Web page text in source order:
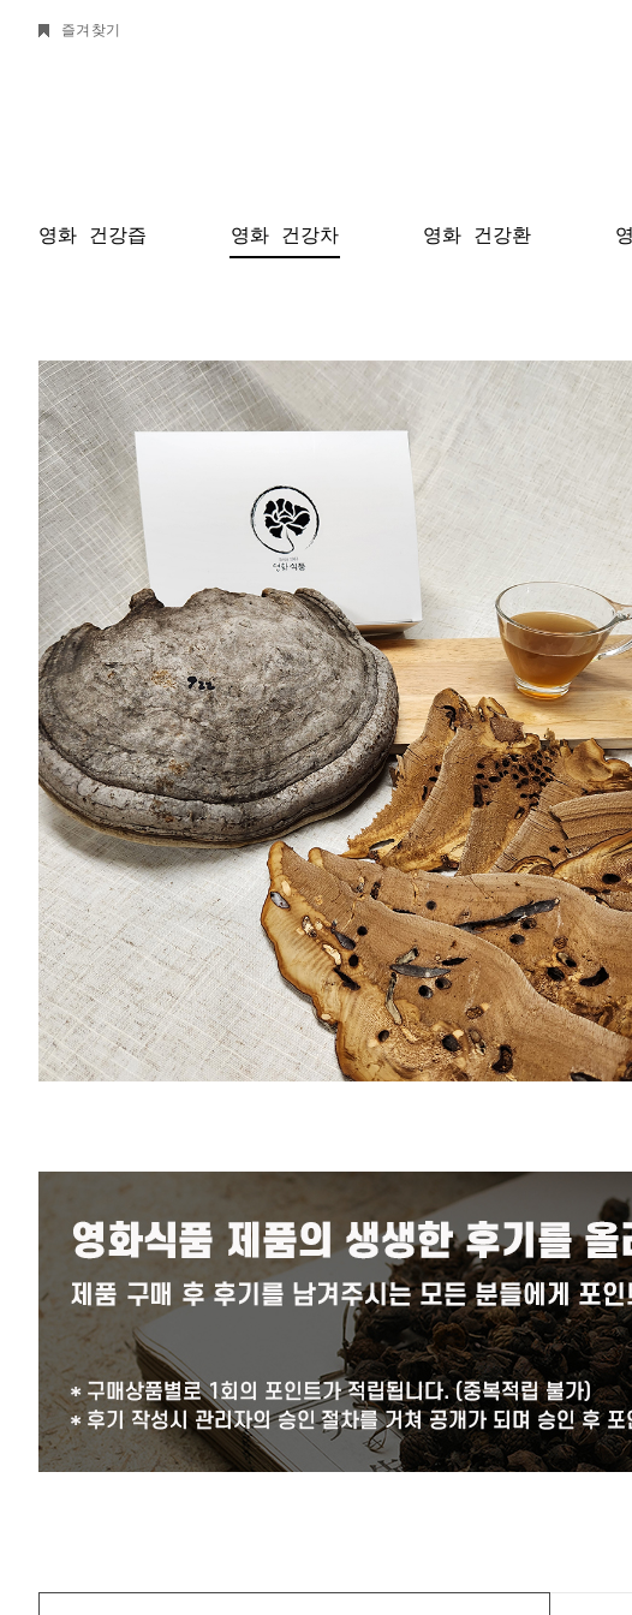
즐겨찾기
영화 건강즙 영화 건강차 영화 건강환